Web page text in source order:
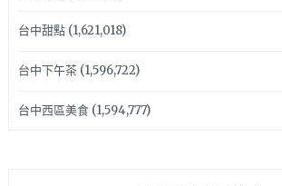
台中甜點(1,621,018)
台中下午茶(1,596,722)
台中西區美食(1,594,777)